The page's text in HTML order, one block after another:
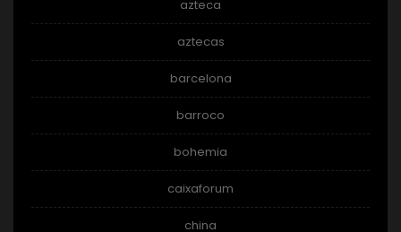
azteca
aztecas
barcelona
barroco
bohemia
caixaforum
china